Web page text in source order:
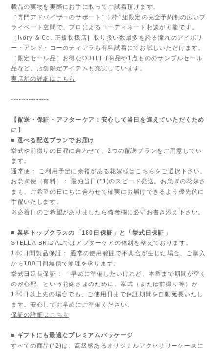
載品の実物を実際にお手に取ってご試着頂けます。
［専門アドバイザーのサポート］1枠1組限定の完全予約制の広いプ
ライベート空間で、プロによるコーディネート相談が可能です。
［Ivory & Co. 正規取扱店］取り扱い数最多を誇る憧れのアイボリ
ー・アンド・コーのティアラも有料試着にてお試しいただけます。
［限定セール品］お得なOUTLET商品や1点もののサンプルセール
品など、店舗限定アイテムも充実しています。
実店舗の詳細はこちら
---------------
【配送・保証・アフターケア：安心して当日を迎えていただくため
に】
■ 選べる配送プランでお届け
挙式や前撮りの日程に合わせて、2つの配送プランをご用意してい
ます。
通常便： ご利用予定に余裕がある花嫁様はこちらをご選択下さい。
お急ぎ便（有料）： 最短当日(*1)のスピード発送。お急ぎの花嫁さ
まも、ご希望の日にちに合わせて確実にお届けできるよう優先的に
手配いたします。
※必着日のご希望がありましたら備考欄に必ずお書き添え下さい。
■ 業界トップクラスの「180日保証」と「挙式日保証」
STELLA BRIDALではアフターケアの体制を整えております。
180日間製品保証： 通常の使用範囲で不具合が生じた場合、ご購入
から180日間無償で修理を承ります。
挙式日延長保証： 「早めに準備したいけれど、本番まで期間が空く
のが心配」という花嫁さまのために、挙式（または前撮り等）が
180日以上先の場合でも、ご使用日まで保証期間を自動延長いたし
ます。安心してお早めにご準備ください。
保証の詳細はこちら
■ ギフトにも最適なプレミアムパッケージ
すべての商品(*2)は、高級感あるオリジナルアクセサリーケースに